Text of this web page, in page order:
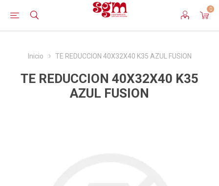
0
Inicio TE REDUCCION 40X32X40 K35 AZUL FUSION
TE REDUCCION 40X32X40 K35
AZUL FUSION